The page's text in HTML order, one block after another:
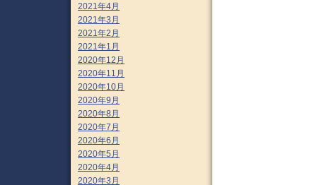
2021年4月
2021年3月
2021年2月
2021年1月
2020年12月
2020年11月
2020年10月
2020年9月
2020年8月
2020年7月
2020年6月
2020年5月
2020年4月
2020年3月